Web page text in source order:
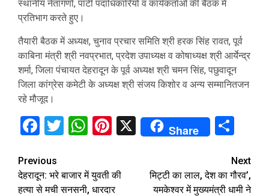
स्थानीय नेतागणों, पार्टी पदाधिकारियों व कार्यकर्ताओं की बैठक में
प्रतिभाग करते हुए।
तैयारी बैठक में अध्यक्ष, चुनाव प्रचार समिति श्री हरक सिंह रावत, पूर्व
काबिना मंत्री श्री नवप्रभात, प्रदेश उपाध्यक्ष व कोषाध्यक्ष श्री आर्येन्द्र
शर्मा, जिला पंचायत देहरादून के पूर्व अध्यक्ष श्री चमन सिंह, पछुवादून
जिला कांग्रेस कमेटी के अध्यक्ष श्री संजय किशोर व अन्य सम्मानितजन
रहे मौजूद।
Facebook
Twitter
WhatsApp
Pinterest
X Share
Continue
Reading
Previous
देहरादून: भरे बाजार में युवती की
हत्या से मची सनसनी, धारदार
Next
मिट्टी का लाल, देश का गौरव’,
यमकेश्वर में मुख्यमंत्री धामी ने